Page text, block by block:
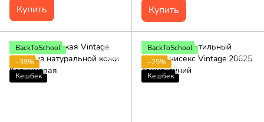
Купить Купить
BackToSchool
−39%
Кешбек
BackToSchool
−25%
Кешбек